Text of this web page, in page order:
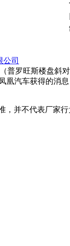
公司
普罗旺斯楼盘斜
凤凰汽车获得的消
，并不代表厂家